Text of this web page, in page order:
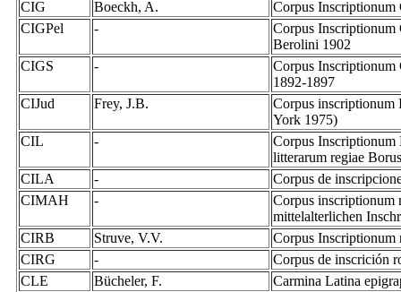
CIG
Boeckh, A.
Corpus
CIGPel
-
Corpus Inscriptionum
Berolini 1902
CIGS
-
Corpus Inscriptionum
1892-1897
CIJud
Frey, J.B.
Corpus inscriptionum
York 1975)
CIL
-
Corpus Inscriptionum
litterarum regiae
CILA
-
Corpus de
CIMAH
-
Corpus inscriptionum
mittelalterlichen
CIRB
Struve, V.V.
Corpus Inscriptionum
CIRG
-
Corpus de inscrición
CLE
Bücheler, F.
Carmina Latina